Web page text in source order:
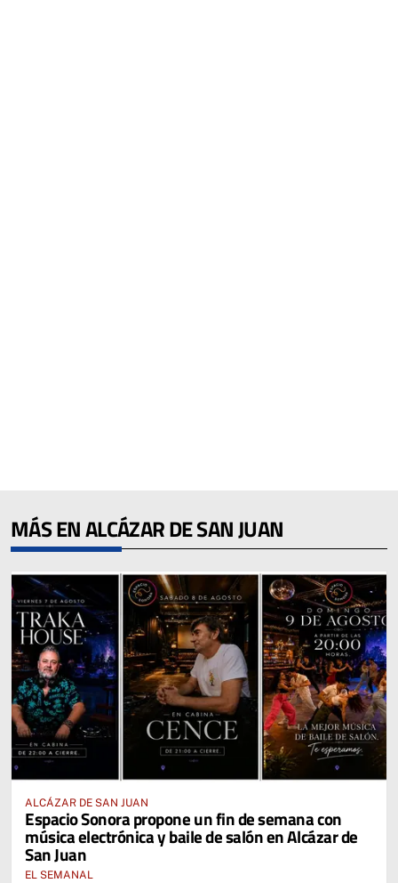
MÁS EN ALCÁZAR DE SAN JUAN
ALCÁZAR DE SAN JUAN
Espacio Sonora propone un fin de semana con
música electrónica y baile de salón en Alcázar de
San Juan
EL SEMANAL